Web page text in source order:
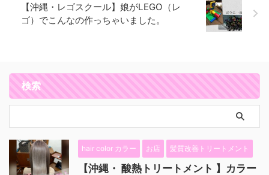
【沖縄・レゴスクール】娘がLEGO（レ
ゴ）でこんなの作っちゃいました。
検索
hair color カラー お店 髪質改善トリートメント
【沖縄・ 酸熱トリートメント 】カラー